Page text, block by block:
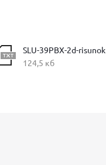
SLU-39PBX-2d-risunok
124,5 кб